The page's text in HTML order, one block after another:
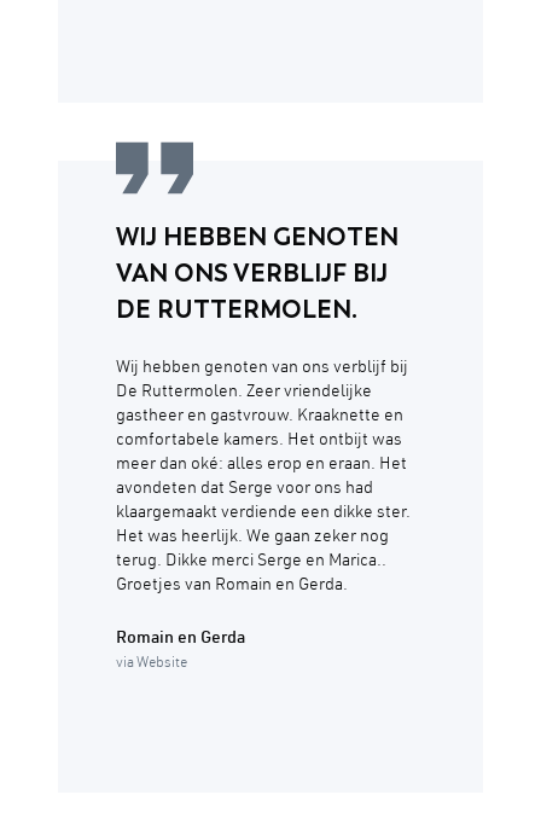
WIJ HEBBEN GENOTEN
VAN ONS VERBLIJF BIJ
DE RUTTERMOLEN.
Wij hebben genoten van ons verblijf bij
De Ruttermolen. Zeer vriendelijke
gastheer en gastvrouw. Kraaknette en
comfortabele kamers. Het ontbijt was
meer dan oké: alles erop en eraan. Het
avondeten dat Serge voor ons had
klaargemaakt verdiende een dikke ster.
Het was heerlijk. We gaan zeker nog
terug. Dikke merci Serge en Marica..
Groetjes van Romain en Gerda.
Romain en Gerda
via Website